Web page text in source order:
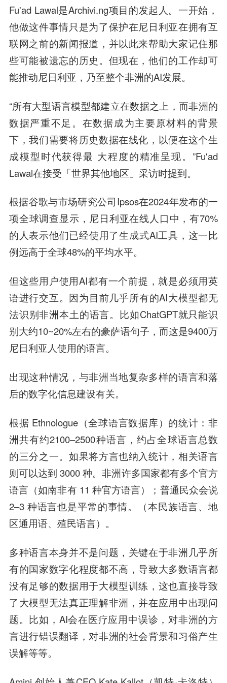
Fu'ad Lawal是Archivi.ng项目的发起人。一开始，
他做这件事情只是为了保护在尼日利亚在拥有互
联网之前的新闻报道，并以此来帮助大家记住那
些可能被遗忘的历史。但现在，他们的工作却可
能推动尼日利亚，乃至整个非洲的AI发展。
“所有大型语言模型都建立在数据之上，而非洲的
数据严重不足。在数据成为主要原材料的背景
下，我们需要将历史数据在线化，以便在这个生
成模型时代获得最 大程度的精准呈现。”Fu'ad
Lawal在接受「世界其他地区」采访时提到。
根据谷歌与市场研究公司Ipsos在2024年发布的一
项全球调查显示，尼日利亚在线人口中，有70%
的人表示他们已经使用了生成式AI工具，这一比
例远高于全球48%的平均水平。
但这些用户使用AI都有一个前提，就是必须用英
语进行交互。因为目前几乎所有的AI大模型都无
法识别非洲本土的语言。比如ChatGPT就只能识
别大约10~20%左右的豪萨语句子，而这是9400万
尼日利亚人使用的语言。
出现这种情况，与非洲当地复杂多样的语言和落
后的数字化信息建设有关。
根据 Ethnologue（全球语言数据库）的统计：非
洲共有约2100–2500种语言，约占全球语言总数
的三分之一。如果将方言也纳入统计，相关语言
则可以达到 3000 种。非洲许多国家都有多个官方
语言（如南非有 11 种官方语言）；普通民众会说
2–3 种语言也是平常的事情。（本民族语言、地
区通用语、殖民语言）。
多种语言本身并不是问题，关键在于非洲几乎所
有的国家数字化程度都不高，导致大多数语言都
没有足够的数据用于大模型训练，这也直接导致
了大模型无法真正理解非洲，并在应用中出现问
题。比如，AI会在医疗应用中误诊，对非洲的方
言进行错误翻译，对非洲的社会背景和习俗产生
误解等等。